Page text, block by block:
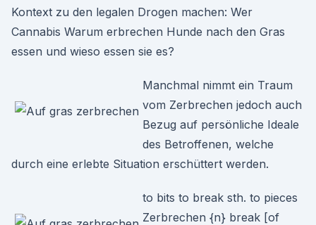
Kontext zu den legalen Drogen machen: Wer
Cannabis Warum erbrechen Hunde nach den Gras
essen und wieso essen sie es?
Manchmal nimmt ein Traum
vom Zerbrechen jedoch auch
Bezug auf persönliche Ideale
des Betroffenen, welche
durch eine erlebte Situation erschüttert werden.
to bits to break sth. to pieces
Zerbrechen {n} break [of